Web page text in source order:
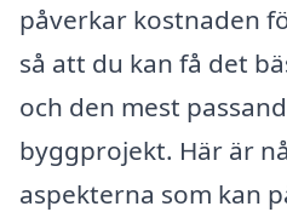
påverkar kostnaden
så att du kan få det
och den mest
byggprojekt. Här är
aspekterna som kan